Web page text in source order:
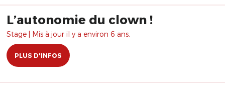
L’autonomie du clown !
Stage | Mis à jour il y a environ 6 ans.
PLUS D'INFOS